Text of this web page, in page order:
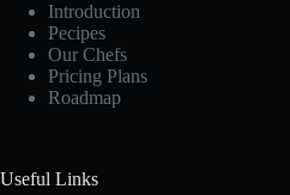
Introduction
Pecipes
Our Chefs
Pricing Plans
Roadmap
Useful Links